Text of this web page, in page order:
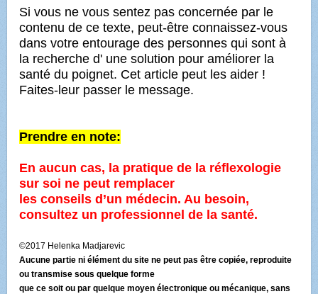
Si vous ne vous sentez pas concernée par le
contenu de ce texte, peut-être connaissez-vous
dans votre entourage des personnes qui sont à
la recherche d' une solution pour améliorer la
santé du poignet. Cet article peut les aider !
Faites-leur passer le message.
Prendre en note:
En aucun cas, la pratique de la réflexologie
sur soi ne peut remplacer
les conseils d’un médecin. Au besoin,
consultez un professionnel de la santé.
©2017 Helenka Madjarevic
Aucune partie ni élément du site ne peut pas être copiée, reproduite
ou transmise sous quelque forme
que ce soit ou par quelque moyen électronique ou mécanique, sans